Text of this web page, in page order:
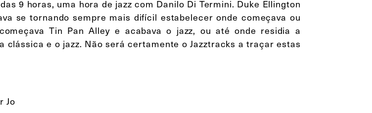
9 horas, uma hora de jazz com Danilo Di Termini. Duke Ellington
se tornando sempre mais difícil estabelecer onde começava ou
Tin Pan Alley e acabava o jazz, ou até onde residia a
clássica e o jazz. Não será certamente o Jazztracks a traçar estas
Jo